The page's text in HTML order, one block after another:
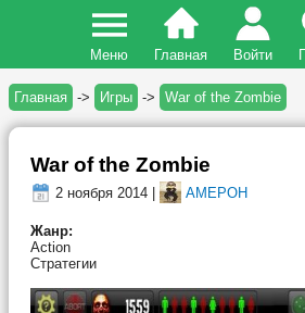
Меню Главная Войти
Главная -> Игры -> War of the Zombie
War of the Zombie
2 ноября 2014 | AMEPOH
Жанр:
Action
Стратегии